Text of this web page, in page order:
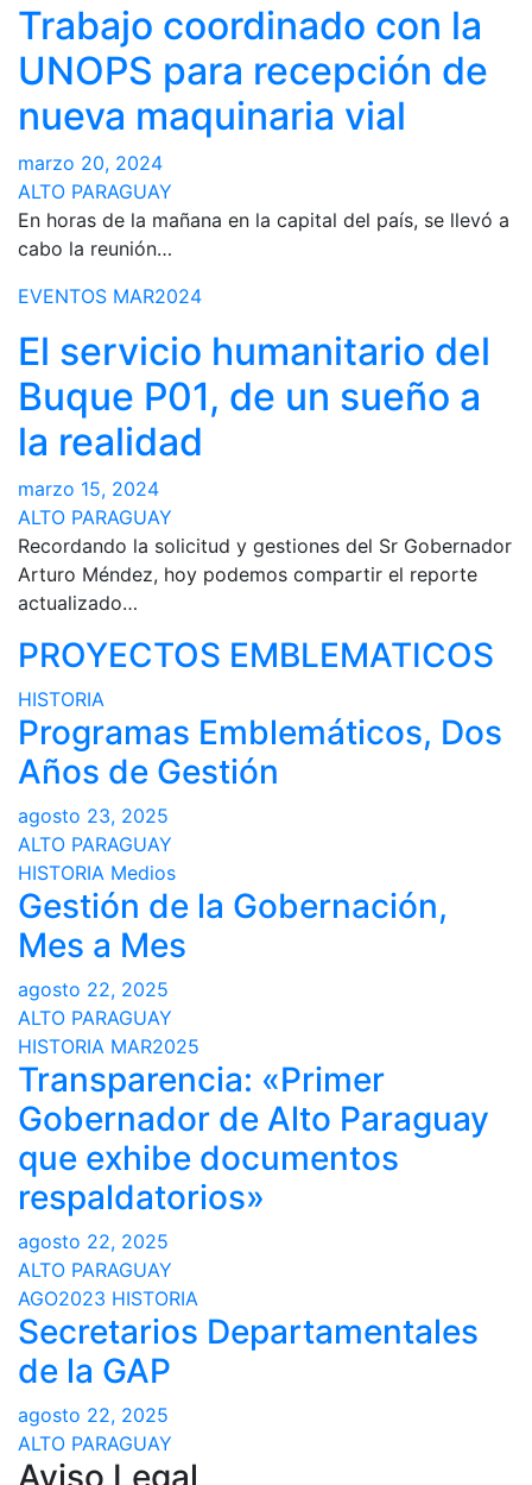
Trabajo coordinado con la
UNOPS para recepción de
nueva maquinaria vial
marzo 20, 2024
ALTO PARAGUAY
En horas de la mañana en la capital del país, se llevó a
cabo la reunión…
EVENTOS MAR2024
El servicio humanitario del
Buque P01, de un sueño a
la realidad
marzo 15, 2024
ALTO PARAGUAY
Recordando la solicitud y gestiones del Sr Gobernador
Arturo Méndez, hoy podemos compartir el reporte
actualizado…
PROYECTOS EMBLEMATICOS
HISTORIA
Programas Emblemáticos, Dos
Años de Gestión
agosto 23, 2025
ALTO PARAGUAY
HISTORIA Medios
Gestión de la Gobernación,
Mes a Mes
agosto 22, 2025
ALTO PARAGUAY
HISTORIA MAR2025
Transparencia: «Primer
Gobernador de Alto Paraguay
que exhibe documentos
respaldatorios»
agosto 22, 2025
ALTO PARAGUAY
AGO2023 HISTORIA
Secretarios Departamentales
de la GAP
agosto 22, 2025
ALTO PARAGUAY
Aviso Legal